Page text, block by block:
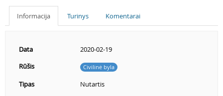
Informacija Turinys Komentarai
Data
2020-02-19
Rūšis
Civilinė byla
Tipas
Nutartis